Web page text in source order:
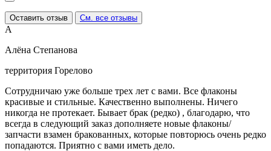
Оставить отзыв См. все отзывы
А
Алёна Степанова
территория Горелово
Сотрудничаю уже больше трех лет с вами. Все флаконы
красивые и стильные. Качественно выполнены. Ничего
никогда не протекает. Бывает брак (редко) , благодарю, что
всегда в следующий заказ дополняете новые флаконы/
запчасти взамен бракованных, которые повторюсь очень редко
попадаются. Приятно с вами иметь дело.